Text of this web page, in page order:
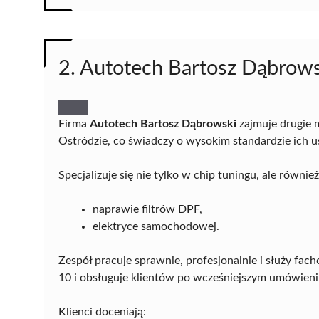
2. Autotech Bartosz
Firma Autotech Bartosz Dąbrowski zajmuje drugie
Ostródzie, co świadczy o wysokim standardzie ich
Specjalizuje się nie tylko w chip tuningu, ale
naprawie filtrów DPF,
elektryce samochodowej.
Zespół pracuje sprawnie, profesjonalnie i służy
10 i obsługuje klientów po wcześniejszym
Klienci doceniają: